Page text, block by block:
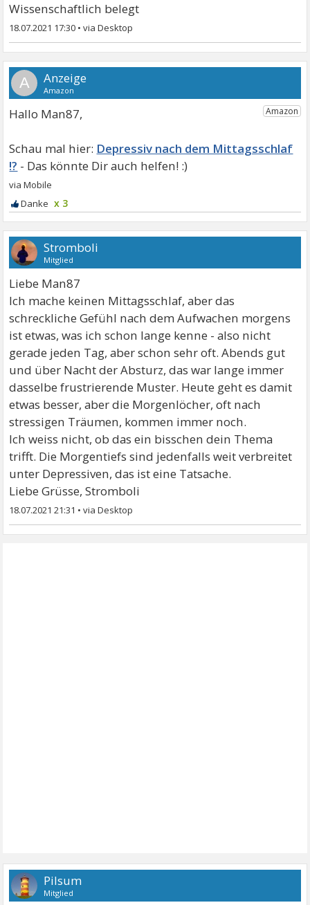
Wissenschaftlich belegt
18.07.2021 17:30 •
A
Hallo Man87,
Depressiv nach dem Mittagsschlaf
!?
x 3
Stromboli
Mitglied
Liebe Man87
Ich mache keinen Mittagsschlaf, aber das
schreckliche Gefühl nach dem Aufwachen morgens
ist etwas, was ich schon lange kenne - also nicht
gerade jeden Tag, aber schon sehr oft. Abends gut
und über Nacht der Absturz, das war lange immer
dasselbe frustrierende Muster. Heute geht es damit
etwas besser, aber die Morgenlöcher, oft nach
stressigen Träumen, kommen immer noch.
Ich weiss nicht, ob das ein bisschen dein Thema
trifft. Die Morgentiefs sind jedenfalls weit verbreitet
unter Depressiven, das ist eine Tatsache.
Liebe Grüsse, Stromboli
18.07.2021 21:31 •
Pilsum
Mitglied